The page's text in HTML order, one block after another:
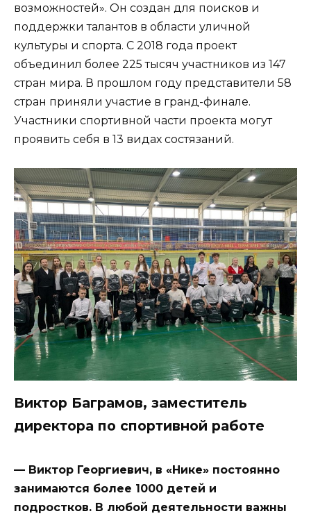
возможностей». Он создан для поисков и
поддержки талантов в области уличной
культуры и спорта. С 2018 года проект
объединил более 225 тысяч участников из 147
стран мира. В прошлом году представители 58
стран приняли участие в гранд-финале.
Участники спортивной части проекта могут
проявить себя в 13 видах состязаний.
Виктор Баграмов, заместитель
директора по спортивной работе
— Виктор Георгиевич, в «Нике» постоянно
занимаются более 1000 детей и
подростков. В любой деятельности важны